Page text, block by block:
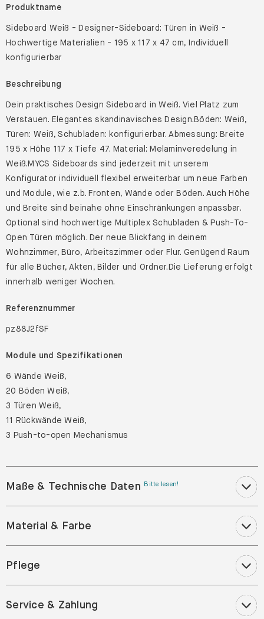
Produktname
Sideboard Weiß - Designer-Sideboard: Türen in Weiß -
Hochwertige Materialien - 195 x 117 x 47 cm, Individuell
konfigurierbar
Beschreibung
Dein praktisches Design Sideboard in Weiß. Viel Platz zum
Verstauen. Elegantes skandinavisches Design.Böden: Weiß,
Türen: Weiß, Schubladen: konfigurierbar. Abmessung: Breite
195 x Höhe 117 x Tiefe 47. Material: Melaminveredelung in
Weiß.MYCS Sideboards sind jederzeit mit unserem
Konfigurator individuell flexibel erweiterbar um neue Farben
und Module, wie z.b. Fronten, Wände oder Böden. Auch Höhe
und Breite sind beinahe ohne Einschränkungen anpassbar.
Optional sind hochwertige Multiplex Schubladen & Push-To-
Open Türen möglich. Der neue Blickfang in deinem
Wohnzimmer, Büro, Arbeitszimmer oder Flur. Genügend Raum
für alle Bücher, Akten, Bilder und Ordner.Die Lieferung erfolgt
innerhalb weniger Wochen.
Referenznummer
pz88J2fSF
Module und Spezifikationen
6 Wände Weiß,
20 Böden Weiß,
3 Türen Weiß,
11 Rückwände Weiß,
3 Push-to-open Mechanismus
Maße & Technische Daten Bitte lesen!
Material & Farbe
Pflege
Service & Zahlung